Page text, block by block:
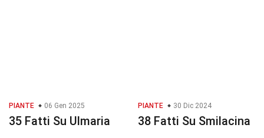
PIANTE 06 Gen 2025
35 Fatti Su Ulmaria
PIANTE 30 Dic 2024
38 Fatti Su Smilacina